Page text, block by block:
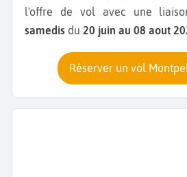
l'offre de vol avec une
samedis du 20 juin au 08 aout
Réserver un vol